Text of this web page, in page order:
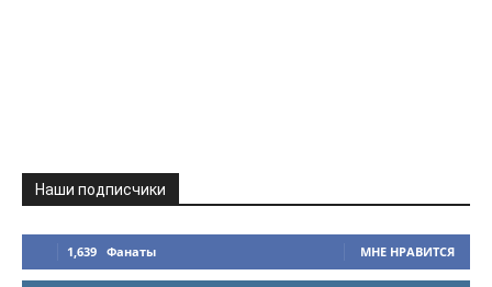
Наши подписчики
1,639 Фанаты МНЕ НРАВИТСЯ